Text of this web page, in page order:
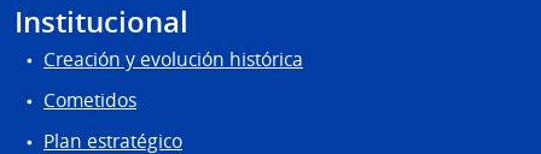
Institucional
Creación y evolución histórica
Cometidos
Plan estratégico